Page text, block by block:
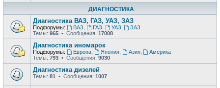
ДИАГНОСТИКА
Диагностика ВАЗ, ГАЗ, УАЗ, ЗАЗ
Подфорумы: ВАЗ ГАЗ УАЗ
ЗАЗ
Темы: 965 • Сообщения: 17008
Диагностика иномарок
Подфорумы: Европа, Япония, Азия,
Америка
Темы: 793 • Сообщения: 9030
Диагностика дизелей
Темы: 81 • Сообщения: 1007